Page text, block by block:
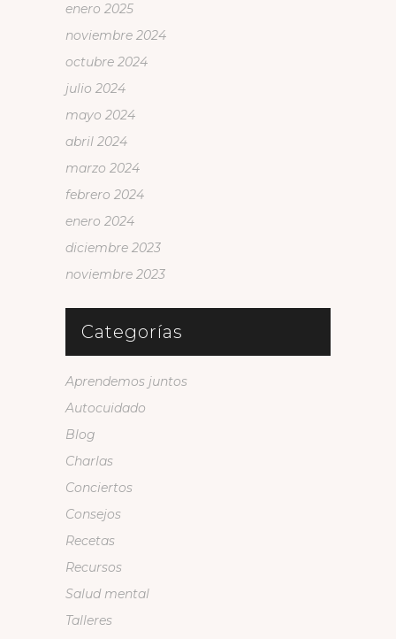
enero 2025
noviembre 2024
octubre 2024
julio 2024
mayo 2024
abril 2024
marzo 2024
febrero 2024
enero 2024
diciembre 2023
noviembre 2023
Categorías
Aprendemos juntos
Autocuidado
Blog
Charlas
Conciertos
Consejos
Recetas
Recursos
Salud mental
Talleres